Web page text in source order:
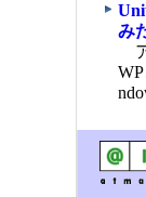
み